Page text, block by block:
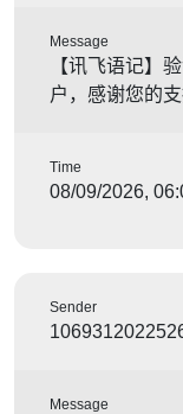
Message
【讯飞语记】
户，感谢您的支
Time
08/09/2026,
Sender
Message